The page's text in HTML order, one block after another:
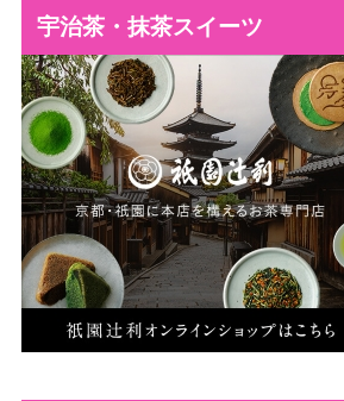
宇治茶・抹茶スイーツ